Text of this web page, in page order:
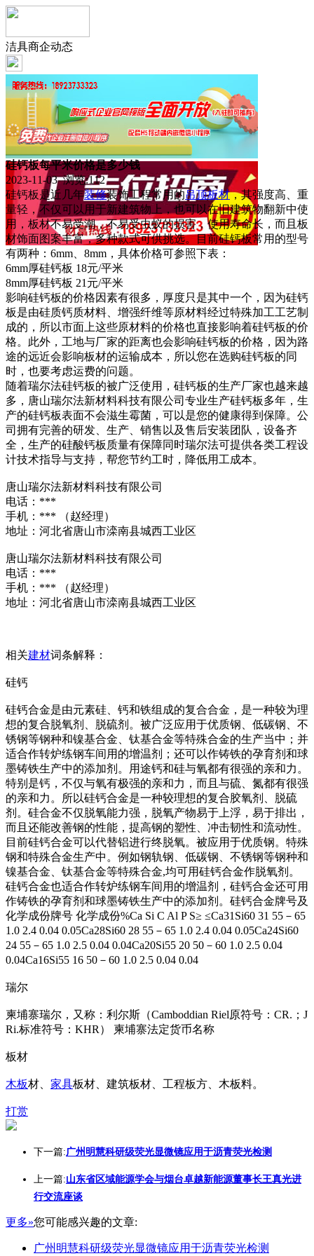
洁具商企动态
硅钙板每平米价格是多少钱
2023-11-03 浏览:112
硅钙板是近几年装修装饰工程常用的吊顶板材，其强度高、重
量轻，不仅可以用于新建筑物上，也可以在旧建筑物翻新中使
用，板材不易受潮，不易受虫蚁的损害，使用寿命长，而且板
材饰面图案丰富，多种款式可供挑选。目前硅钙板常用的型号
有两种：6mm、8mm，具体价格可参照下表：
6mm厚硅钙板 18元/平米
8mm厚硅钙板 21元/平米
影响硅钙板的价格因素有很多，厚度只是其中一个，因为硅钙
板是由硅质钙质材料、增强纤维等原材料经过特殊加工工艺制
成的，所以市面上这些原材料的价格也直接影响着硅钙板的价
格。此外，工地与厂家的距离也会影响硅钙板的价格，因为路
途的远近会影响板材的运输成本，所以您在选购硅钙板的同
时，也要考虑运费的问题。
随着瑞尔法硅钙板的被广泛使用，硅钙板的生产厂家也越来越
多，唐山瑞尔法新材料科技有限公司专业生产硅钙板多年，生
产的硅钙板表面不会滋生霉菌，可以是您的健康得到保障。公
司拥有完善的研发、生产、销售以及售后安装团队，设备齐
全，生产的硅酸钙板质量有保障同时瑞尔法可提供各类工程设
计技术指导与支持，帮您节约工时，降低用工成本。
唐山瑞尔法新材料科技有限公司
电话：***
手机：*** （赵经理）
地址：河北省唐山市滦南县城西工业区
唐山瑞尔法新材料科技有限公司
电话：***
手机：*** （赵经理）
地址：河北省唐山市滦南县城西工业区
相关建材词条解释：
硅钙
硅钙合金是由元素硅、钙和铁组成的复合合金，是一种较为理
想的复合脱氧剂、脱硫剂。被广泛应用于优质钢、低碳钢、不
锈钢等钢种和镍基合金、钛基合金等特殊合金的生产当中；并
适合作转炉练钢车间用的增温剂；还可以作铸铁的孕育剂和球
墨铸铁生产中的添加剂。用途钙和硅与氧都有很强的亲和力。
特别是钙，不仅与氧有极强的亲和力，而且与硫、氮都有很强
的亲和力。所以硅钙合金是一种较理想的复合胶氧剂、脱硫
剂。硅合金不仅脱氧能力强，脱氧产物易于上浮，易于排出，
而且还能改善钢的性能，提高钢的塑性、冲击韧性和流动性。
目前硅钙合金可以代替铝进行终脱氧。被应用于优质钢。特殊
钢和特殊合金生产中。例如钢轨钢、低碳钢、不锈钢等钢种和
镍基合金、钛基合金等特殊合金,均可用硅钙合金作脱氧剂。
硅钙合金也适合作转炉练钢车间用的增温剂，硅钙合金还可用
作铸铁的孕育剂和球墨铸铁生产中的添加剂。硅钙合金牌号及
化学成份牌号 化学成份%Ca Si C Al P S≥ ≤Ca31Si60 31 55－65
1.0 2.4 0.04 0.05Ca28Si60 28 55－65 1.0 2.4 0.04 0.05Ca24Si60
24 55－65 1.0 2.5 0.04 0.04Ca20Si55 20 50－60 1.0 2.5 0.04
0.04Ca16Si55 16 50－60 1.0 2.5 0.04 0.04
瑞尔
柬埔寨瑞尔，又称：利尔斯（Camboddian Riel原符号：CR.；J
Ri.标准符号：KHR） 柬埔寨法定货币名称
板材
木板材、 家具板材、建筑板材、工程板方、木板料。
打赏
下一篇:广州明慧科研级荧光显微镜应用于沥青荧光检测
上一篇:山东省区域能源学会与烟台卓越新能源董事长王真光进
行交流座谈
更多»您可能感兴趣的文章:
广州明慧科研级荧光显微镜应用于沥青荧光检测